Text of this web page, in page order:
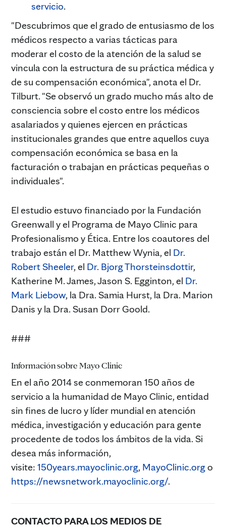
servicio.
"Descubrimos que el grado de entusiasmo de los
médicos respecto a varias tácticas para
moderar el costo de la atención de la salud se
vincula con la estructura de su práctica médica y
de su compensación económica", anota el Dr.
Tilburt. "Se observó un grado mucho más alto de
consciencia sobre el costo entre los médicos
asalariados y quienes ejercen en prácticas
institucionales grandes que entre aquellos cuya
compensación económica se basa en la
facturación o trabajan en prácticas pequeñas o
individuales".
El estudio estuvo financiado por la Fundación
Greenwall y el Programa de Mayo Clinic para
Profesionalismo y Ética. Entre los coautores del
trabajo están el Dr. Matthew Wynia, el Dr.
Robert Sheeler, el Dr. Bjorg Thorsteinsdottir,
Katherine M. James, Jason S. Egginton, el Dr.
Mark Liebow, la Dra. Samia Hurst, la Dra. Marion
Danis y la Dra. Susan Dorr Goold.
###
Información sobre Mayo Clinic
En el año 2014 se conmemoran 150 años de
servicio a la humanidad de Mayo Clinic, entidad
sin fines de lucro y líder mundial en atención
médica, investigación y educación para gente
procedente de todos los ámbitos de la vida. Si
desea más información,
visite: 150years.mayoclinic.org, MayoClinic.orgo
https://newsnetwork.mayoclinic.org/.
CONTACTO PARA LOS MEDIOS DE